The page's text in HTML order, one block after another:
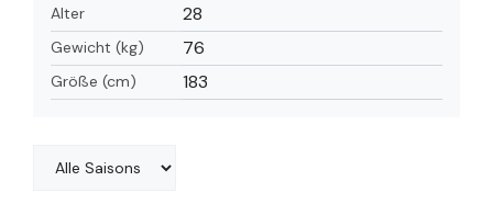
Alter 28
Gewicht (kg) 76
Größe (cm) 183